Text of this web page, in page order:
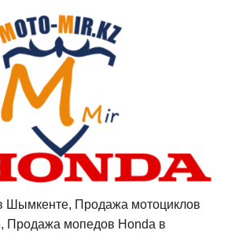
Шымкенте, Продажа мотоциклов
Продажа мопедов Honda в